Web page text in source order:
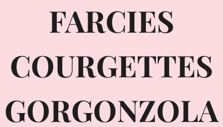
FARCIES
COURGETTES
GORGONZOLA